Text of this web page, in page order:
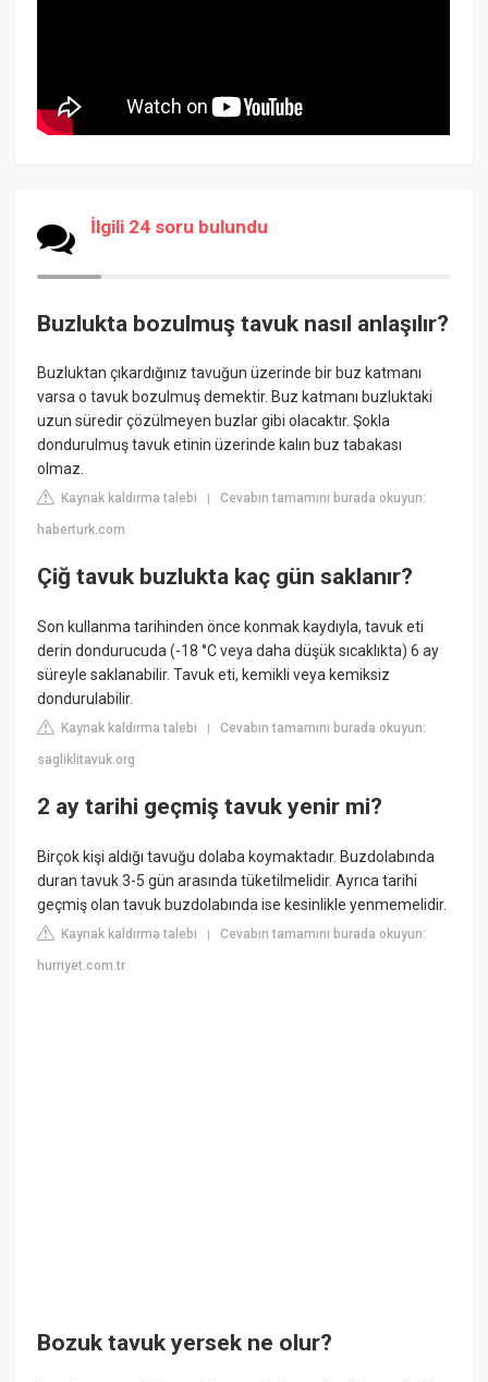
İlgili 24 soru bulundu
Buzlukta bozulmuş tavuk nasıl anlaşılır?
Buzluktan çıkardığınız tavuğun üzerinde bir buz katmanı
varsa o tavuk bozulmuş demektir. Buz katmanı buzluktaki
uzun süredir çözülmeyen buzlar gibi olacaktır. Şokla
dondurulmuş tavuk etinin üzerinde kalın buz tabakası
olmaz.
Kaynak kaldırma talebi |Cevabın tamamını burada okuyun:
haberturk.com
Çiğ tavuk buzlukta kaç gün saklanır?
Son kullanma tarihinden önce konmak kaydıyla, tavuk eti
derin dondurucuda (-18 °C veya daha düşük sıcaklıkta) 6 ay
süreyle saklanabilir. Tavuk eti, kemikli veya kemiksiz
dondurulabilir.
Kaynak kaldırma talebi |Cevabın tamamını burada okuyun:
sagliklitavuk.org
2 ay tarihi geçmiş tavuk yenir mi?
Birçok kişi aldığı tavuğu dolaba koymaktadır. Buzdolabında
duran tavuk 3-5 gün arasında tüketilmelidir. Ayrıca tarihi
geçmiş olan tavuk buzdolabında ise kesinlikle yenmemelidir.
Kaynak kaldırma talebi |Cevabın tamamını burada okuyun:
hurriyet.com.tr
Bozuk tavuk yersek ne olur?